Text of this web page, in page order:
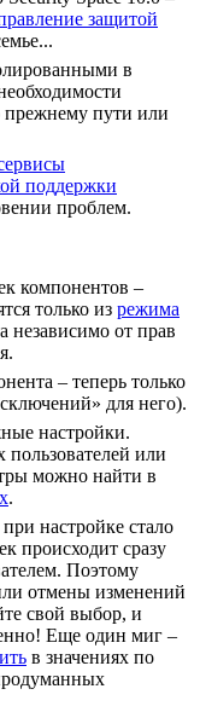
защитой
в
прежнему пути или
поддержки
проблем.
компонентов –
только из режима
независимо от прав
– теперь только
для него).
настройки.
или
можно найти в
.
настройке стало
происходит сразу
Поэтому
отмены изменений
свой выбор, и
Еще один миг –
в значениях по